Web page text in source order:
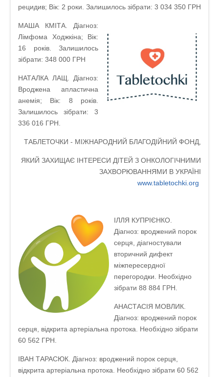
рецидив; Вік: 2 роки. Залишилось зібрати: 3 034 350 ГРН
МАША КМІТА. Діагноз:
Лімфома Ходжкіна; Вік:
16 років. Залишилось
зібрати: 348 000 ГРН
НАТАЛКА ЛАЩ. Діагноз:
Вроджена апластична
анемія; Вік: 8 років.
Залишилось зібрати: 3
336 016 ГРН.
ТАБЛЕТОЧКИ - МІЖНАРОДНИЙ БЛАГОДІЙНИЙ ФОНД,
ЯКИЙ ЗАХИЩАЄ ІНТЕРЕСИ ДІТЕЙ З ОНКОЛОГІЧНИМИ
ЗАХВОРЮВАННЯМИ В УКРАЇНІ
www.tabletochki.org
ІЛЛЯ КУПРІЄНКО.
Діагноз: вроджений порок
серця, діагностували
вторичний дифект
міжпересердної
перегородки. Необхідно
зібрати 88 884 ГРН.
АНАСТАСІЯ МОВЛИК.
Діагноз: вроджений порок
серця, відкрита артеріальна протока. Необхідно зібрати
60 562 ГРН.
ІВАН ТАРАСЮК. Діагноз: вроджений порок серця,
відкрита артеріальна протока. Необхідно зібрати 60 562